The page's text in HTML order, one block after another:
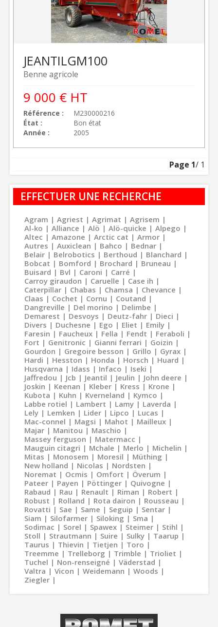
Benne agricole
JEANTILGM100
Référence
M230000216
État
Bon état
Année
2005
9 000 € HT
Page 1/ 1
EFFECTUER UNE RECHERCHE
Agram Agriest Agrimat
Agrisem
Al-ko
Alliance Alö Alö-quicke
Alpego
Altec
Amazone Arctic cat
Armor
Autres
Auxiclean Bahco
Bednar
Belair
Belrobotics Berthoud
Blanchard
Bobcat
Bomford Brochard
Bruneau
Buisard
Bvl Caroni
Carré
Carroy giraudon
Caruelle
Case ih
Caterpillar
Chabas Chamsa
Chevance
Claas
Cochet Cornu
Coutand
Dangreville
Del morino
Delimbe
Demarest
Desvoys Deutz-fahr
Dieci
Divers
Duchesne Ego Eliet
Emily
Faresin
Faucheux Fella Fendt
Feraboli
Fort
Genitronic Gianni ferrari
Goizin
Gourdon
Gregoire besson Grillo
Gyrax
Hardi
Hesston Honda Horsch
Huard
Husqvarna
Idass Infaco
Iseki
Jaffredou
Jcb Jeantil Jeulin
John deere
Joskin
Keenan Kleber Kress
Krone
Kubota
Kuhn Kverneland
Kymco
Labbe rotiel
Lambert Lamy
Laverda
Lely
Lemken Lider Lipco
Lucas
Mac-connel
Magsi Mahot
Mailleux
Majar
Manitou
Maschio
Massey ferguson
Matermacc
Mauguin citagri
Mchale Merlo
Michelin
Mitas
Monosem Moresil
Müthing
New holland
Nicolas
Nordsten
Noremat
Ocmis Omfort
Överum
Pateer
Payen Pöttinger
Quivogne
Rabaud
Rau Renault Riman
Robert
Robust
Rolland Rota dairon
Rousseau
Rovatti
Sae Same Seguip
Sentar
Siam
Silofarmer Siloking
Sma
Sodimac
Sorel Spawex Steimer
Stihl
Stoll
Strautmann Suire Sulky
Taarup
Taurus
Thievin Tietjen
Toro
Treemme
Trelleborg Trimble
Trioliet
Tuchel
Non-renseigné
Väderstad
Valtra
Vicon Weidemann
Woods
Ziegler